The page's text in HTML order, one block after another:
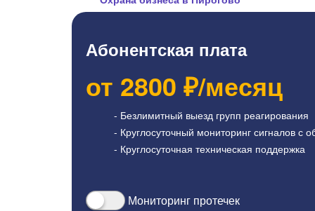
Абонентская плата
от 2800 ₽/месяц
- Безлимитный выезд групп реагирования
- Круглосуточный мониторинг сигналов с
- Круглосуточная техническая поддержка
Мониторинг протечек